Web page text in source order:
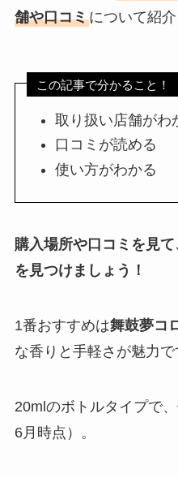
舗や口コミについて紹介
この記事で分かること！
取り扱い店舗がわ
口コミが読める
使い方がわかる
購入場所や口コミを見
を見つけましょう！
1番おすすめは舞鼓夢コ
な香りと手軽さが魅力で
20mlのボトルタイプで
6月時点）。